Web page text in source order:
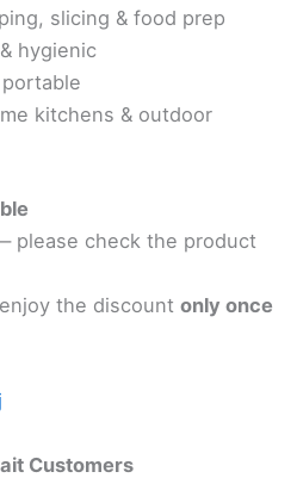
slicing & food prep
hygienic
kitchens & outdoor
please check the product
the discount only once
Customers